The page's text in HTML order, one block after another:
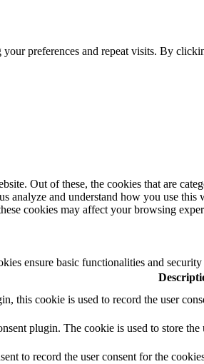
preferences and repeat visits. By
Out of these, the cookies that are
analyze and understand how you use
cookies may affect your browsing
ensure basic functionalities and
this cookie is used to record the user
plugin. The cookie is used to store
to record the user consent for the